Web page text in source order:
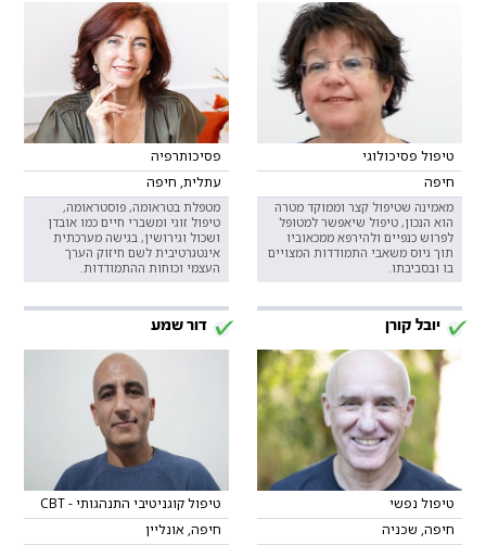
טיפול פסיכולוגי
חיפה
מאמינה שטיפול קצר וממוקד מטרה
הוא הנכון, טיפול שיאפשר למטופל
לפרוש כנפיים ולהירפא ממכאוביו
תוך גיוס משאבי התמודדות המצויים
בו ובסביבתו.
פסיכותרפיה
עתלית, חיפה
מטפלת בטראומה, פוסטראומה,
טיפול זוגי ומשברי חיים כמו אובדן
ושכול וגירושין, בגישה מערכתית
אינטגרטיבית לשם חיזוק הערך
העצמי וכוחות ההתמודדות.
יובל קורן
טיפול נפשי
חיפה, שכניה
דור שמע
טיפול קוגניטיבי התנהגותי - CBT
חיפה, אונליין